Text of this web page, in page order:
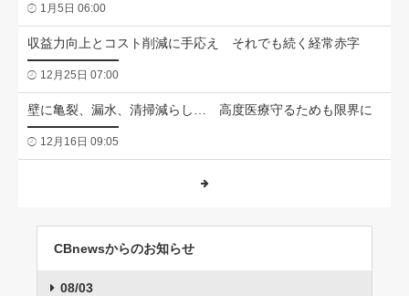
1月5日 06:00
収益力向上とコスト削減に手応え それでも続く経常赤字
12月25日 07:00
壁に亀裂、漏水、清掃減らし… 高度医療守るためも限界に
12月16日 09:05
CBnewsからのお知らせ
08/03